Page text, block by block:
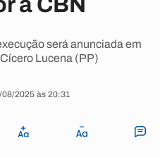
será anunciada em
Lucena (PP)
2025 às 20:31